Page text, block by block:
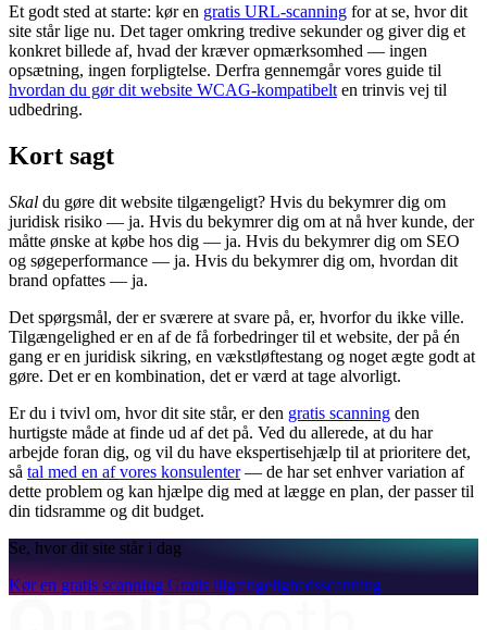
Et godt sted at starte: kør en gratis URL-scanning for at se, hvor dit
site står lige nu. Det tager omkring tredive sekunder og giver dig et
konkret billede af, hvad der kræver opmærksomhed — ingen
opsætning, ingen forpligtelse. Derfra gennemgår vores guide til
hvordan du gør dit website WCAG-kompatibelt en trinvis vej til
udbedring.
Kort sagt
Skal du gøre dit website tilgængeligt? Hvis du bekymrer dig om
juridisk risiko — ja. Hvis du bekymrer dig om at nå hver kunde, der
måtte ønske at købe hos dig — ja. Hvis du bekymrer dig om SEO
og søgeperformance — ja. Hvis du bekymrer dig om, hvordan dit
brand opfattes — ja.
Det spørgsmål, der er sværere at svare på, er, hvorfor du ikke ville.
Tilgængelighed er en af de få forbedringer til et website, der på én
gang er en juridisk sikring, en vækstløftestang og noget ægte godt at
gøre. Det er en kombination, det er værd at tage alvorligt.
Er du i tvivl om, hvor dit site står, er den gratis scanning den
hurtigste måde at finde ud af det på. Ved du allerede, at du har
arbejde foran dig, og vil du have ekspertisehjælp til at prioritere det,
så tal med en af vores konsulenter— de har set enhver variation af
dette problem og kan hjælpe dig med at lægge en plan, der passer til
din tidsramme og dit budget.
Se, hvor dit site står i dag
Kør en gratis scanning Gratis tilgængelighedsscanning